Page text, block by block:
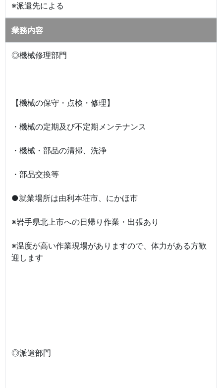
※派遣先による
業務内容
◎機械修理部門
【機械の保守・点検・修理】
・機械の定期及び不定期メンテナンス
・機械・部品の清掃、洗浄
・部品交換等
●就業場所は由利本荘市、にかほ市
※岩手県北上市への日帰り作業・出張あり
※温度が高い作業現場がありますので、体力がある方歓
迎します
◎派遣部門